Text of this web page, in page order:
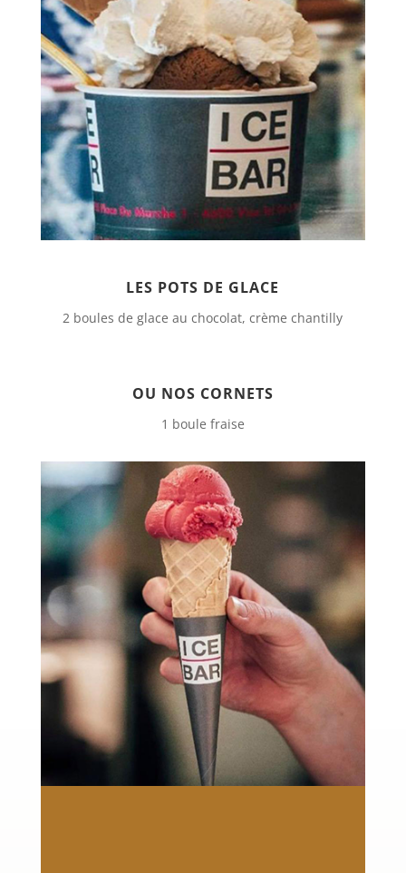
LES POTS DE GLACE
2 boules de glace au chocolat, crème chantilly
OU NOS CORNETS
1 boule fraise